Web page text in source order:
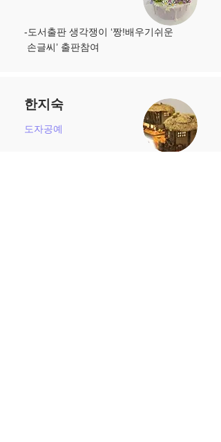
-도서출판 생각쟁이 ‘짱!배우기쉬운
손글씨’ 출판참여
한지숙
도자공예